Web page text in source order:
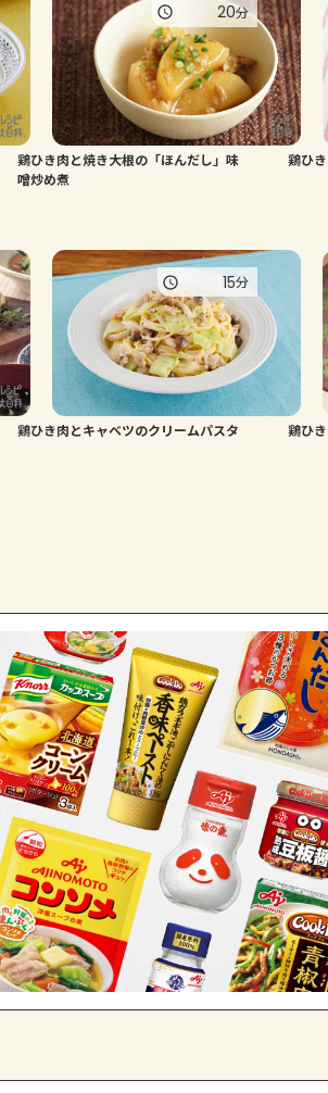
鶏ひき肉と焼き大根の「ほんだし」味
噌炒め煮
20分
鶏ひ
鶏ひき肉とキャベツのクリームパスタ
15分
鶏ひ